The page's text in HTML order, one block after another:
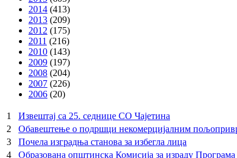
2014 (413)
2013 (209)
2012 (175)
2011 (216)
2010 (143)
2009 (197)
2008 (204)
2007 (226)
2006 (20)
1 Извештај са 25. седнице СО Чајетина
2
Обавештење о подршци некомерцијалним
3
Почела изградња станова за избегла лица
4
Образована општинска Комисија за израду